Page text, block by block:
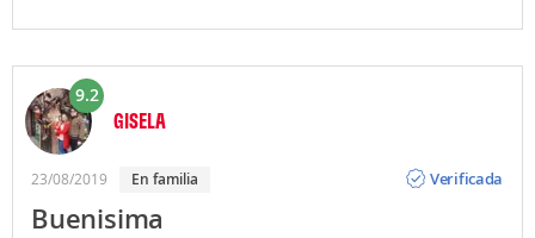
9.2
GISELA
23/08/2019 en familia
Verificada
Buenisima